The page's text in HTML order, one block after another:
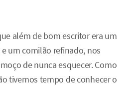
além de bom escritor era um
um comilão refinado, nos
de nunca esquecer. Como
tivemos tempo de conhecer o